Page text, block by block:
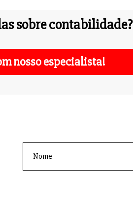
sobre contabilidade?
nosso especialista!